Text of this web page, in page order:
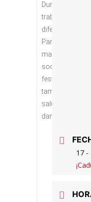
Durante la
trabajaremos
diferentes
Parque de
mayores de la
festival
también se
salud que
danza, yoga y
17 -